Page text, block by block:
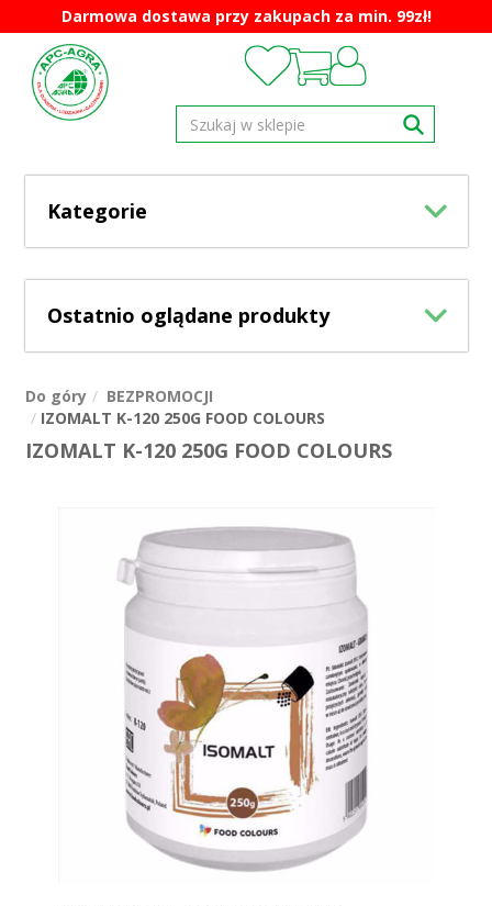
Darmowa dostawa przy zakupach za min. 99zł!
Kategorie
Ostatnio oglądane produkty
Do góry
BEZPROMOCJI
IZOMALT K-120 250G FOOD COLOURS
IZOMALT K-120 250G FOOD COLOURS